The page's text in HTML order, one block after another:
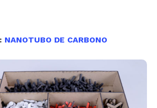
NANOTUBO DE CARBONO